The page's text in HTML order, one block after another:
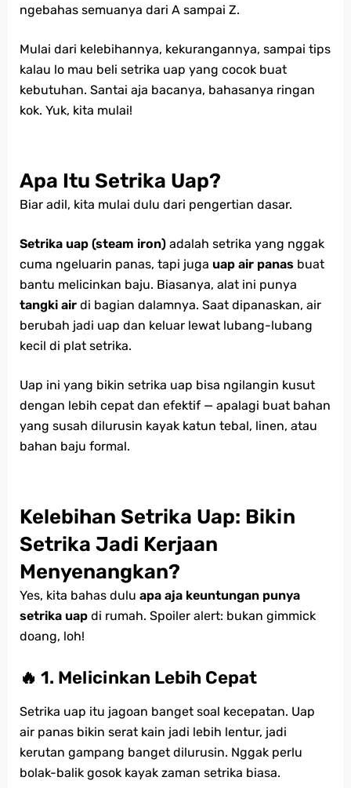
ngebahas semuanya dari A sampai Z.
Mulai dari kelebihannya, kekurangannya, sampai tips
kalau lo mau beli setrika uap yang cocok buat
kebutuhan. Santai aja bacanya, bahasanya ringan
kok. Yuk, kita mulai!
Apa Itu Setrika Uap?
Biar adil, kita mulai dulu dari pengertian dasar.
Setrika uap (steam iron) adalah setrika yang nggak
cuma ngeluarin panas, tapi juga uap air panas buat
bantu melicinkan baju. Biasanya, alat ini punya
tangki air di bagian dalamnya. Saat dipanaskan, air
berubah jadi uap dan keluar lewat lubang-lubang
kecil di plat setrika.
Uap ini yang bikin setrika uap bisa ngilangin kusut
dengan lebih cepat dan efektif — apalagi buat bahan
yang susah dilurusin kayak katun tebal, linen, atau
bahan baju formal.
Kelebihan Setrika Uap: Bikin
Setrika Jadi Kerjaan
Menyenangkan?
Yes, kita bahas dulu apa aja keuntungan punya
setrika uap di rumah. Spoiler alert: bukan gimmick
doang, loh!
🔥 1. Melicinkan Lebih Cepat
Setrika uap itu jagoan banget soal kecepatan. Uap
air panas bikin serat kain jadi lebih lentur, jadi
kerutan gampang banget dilurusin. Nggak perlu
bolak-balik gosok kayak zaman setrika biasa.